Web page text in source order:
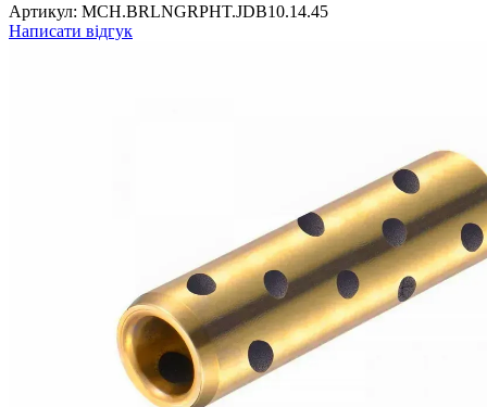
Артикул: MCH.BRLNGRPHT.JDB10.14.45
Написати відгук